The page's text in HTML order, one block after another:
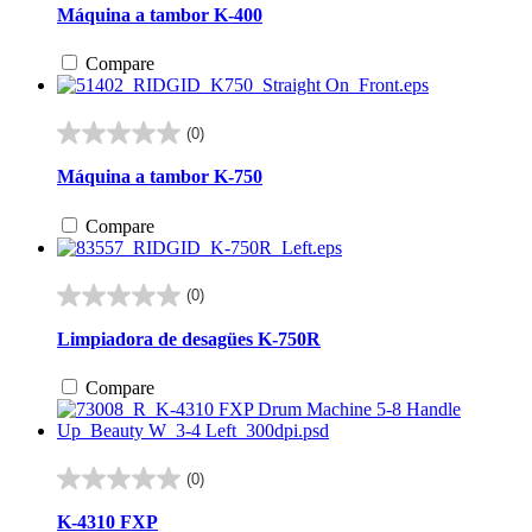
5
1
reseña
Máquina a tambor K-400
Compare
(0)
0.0
5
Máquina a tambor K-750
Compare
(0)
0.0
5
Limpiadora de desagües K-750R
Compare
(0)
0.0
K-4310 FXP